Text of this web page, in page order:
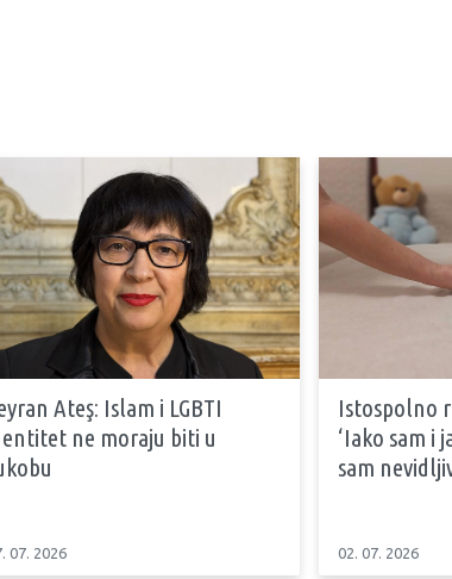
Ateş: Islam i LGBTI
ne moraju biti u
07. 2026
Istospolno
‘Iako sam i
sam
02. 07. 2026